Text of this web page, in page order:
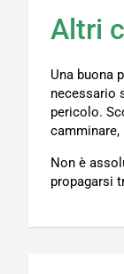
Altri
Una buona
necessario
pericolo.
Non è
propagarsi